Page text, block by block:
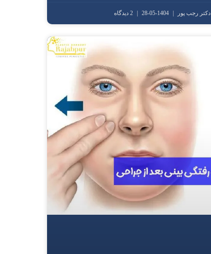
دکتر رجب پور 1404-05-28 2 دیدگاه